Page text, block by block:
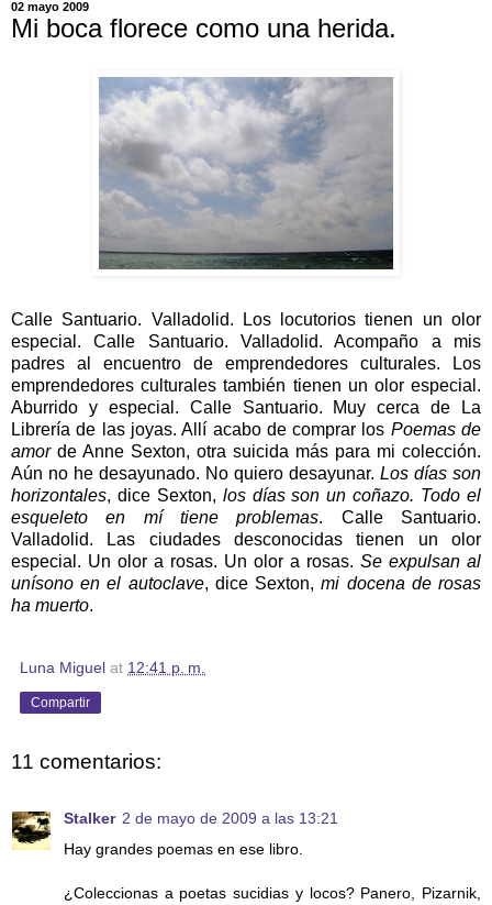
02 mayo 2009
Mi boca florece como una herida.
Calle Santuario. Valladolid. Los locutorios tienen un olor
especial. Calle Santuario. Valladolid. Acompaño a mis
padres al encuentro de emprendedores culturales. Los
emprendedores culturales también tienen un olor especial.
Aburrido y especial. Calle Santuario. Muy cerca de La
Librería de las joyas. Allí acabo de comprar los Poemas de
amorde Anne Sexton, otra suicida más para mi colección.
Aún no he desayunado. No quiero desayunar. Los días son
horizontales, dice Sexton, los días son un coñazo. Todo el
esqueleto en mí tiene problemas. Calle Santuario.
Valladolid. Las ciudades desconocidas tienen un olor
especial. Un olor a rosas. Un olor a rosas. Se expulsan al
unísono en el autoclave, dice Sexton,mi docena de rosas
ha muerto.
Luna Miguel at 12:41 p. m.
Compartir
11 comentarios:
Stalker 2 de mayo de 2009 a las 13:21
Hay grandes poemas en ese libro.
¿Coleccionas a poetas sucidias y locos? Panero, Pizarnik,